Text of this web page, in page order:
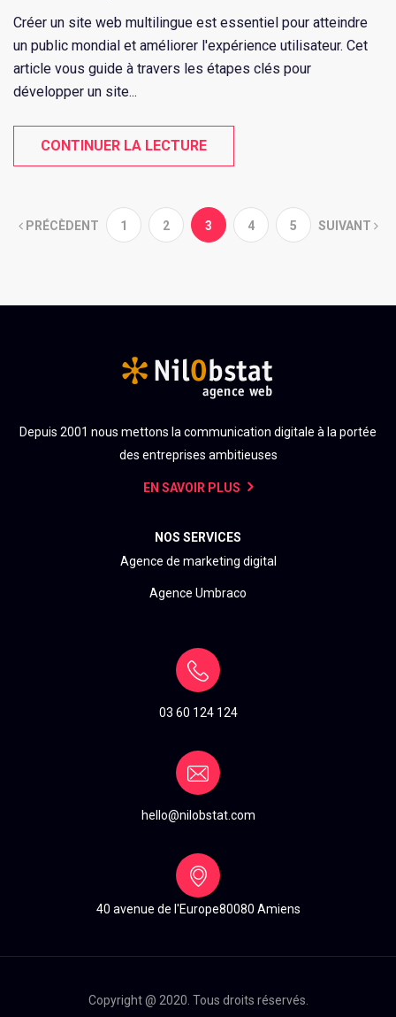
Créer un site web multilingue est essentiel pour atteindre
un public mondial et améliorer l'expérience utilisateur. Cet
article vous guide à travers les étapes clés pour
développer un site...
CONTINUER LA LECTURE
PRÉCÈDENT 1 2 3 4 5 SUIVANT
Depuis 2001 nous mettons la communication digitale à la portée
des entreprises ambitieuses
EN SAVOIR PLUS
NOS SERVICES
Agence de marketing digital
Agence Umbraco
03 60 124 124
hello@nilobstat.com
40 avenue de l'Europe80080 Amiens
Copyright @ 2020. Tous droits réservés.